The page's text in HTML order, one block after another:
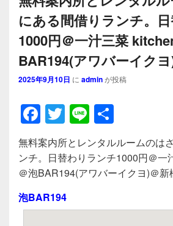
にある間借りランチ。
1000円＠一汁三菜
BAR194(アワバーイクヨ)
2025年9月10日 に adminが投稿
F
a
c
e
b
o
T
wi
tt
er
Li
n
e
有
無料案内所とレンタルルームのは
ンチ。日替わりランチ1000円＠一
＠泡BAR194(アワバーイクヨ)＠新
泡BAR194